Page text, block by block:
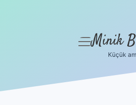
menüyü
Minik
Küçük